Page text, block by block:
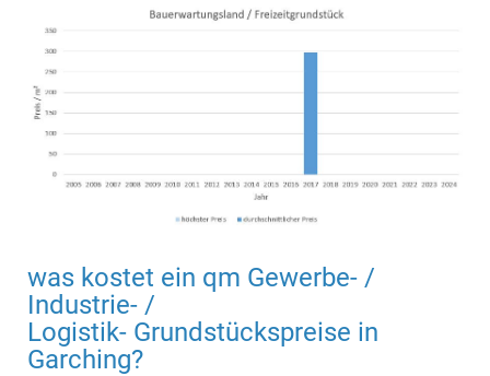
was kostet ein qm Gewerbe- /
Industrie- /
Logistik- Grundstückspreise in
Garching?